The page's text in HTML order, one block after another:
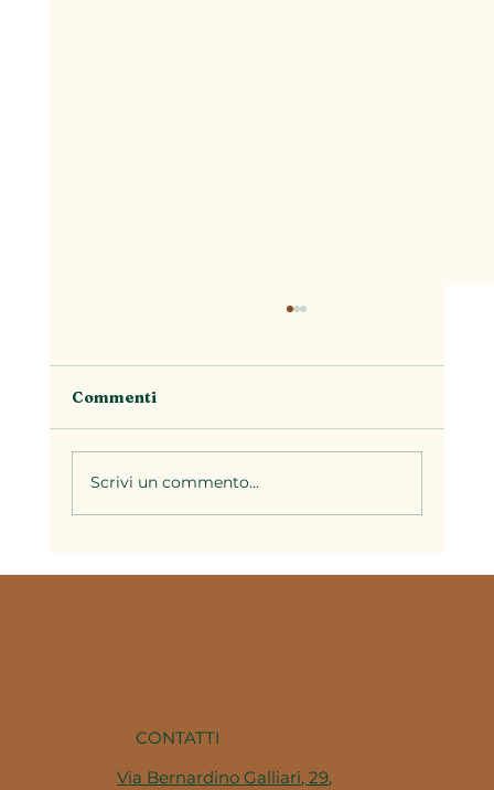
Commenti
Scrivi un commento...
CONTATTI
Via Bernardino Galliari, 29,